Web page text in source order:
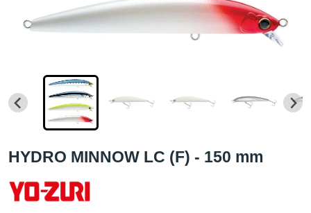
HYDRO MINNOW LC (F) - 150 mm